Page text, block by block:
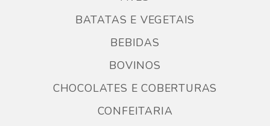
BATATAS E VEGETAIS
BEBIDAS
BOVINOS
CHOCOLATES E COBERTURAS
CONFEITARIA